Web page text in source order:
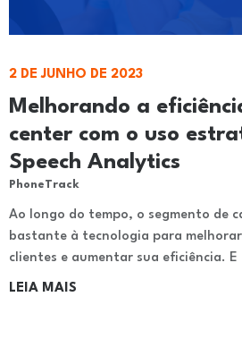
Melhorando a
center com o uso
Speech Analytics
PhoneTrack
2 DE JUNHO DE 2023
Ao longo do tempo, o segmento de
bastante à tecnologia para
clientes e aumentar sua eficiência. E
LEIA MAIS